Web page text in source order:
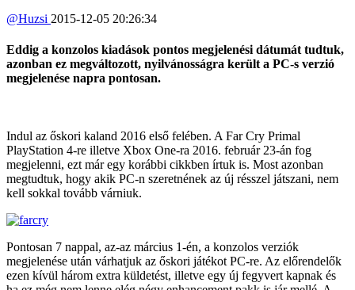
@Huzsi 2015-12-05 20:26:34
Eddig a konzolos kiadások pontos megjelenési dátumát tudtuk,
azonban ez megváltozott, nyilvánosságra került a PC-s verzió
megjelenése napra pontosan.
Indul az őskori kaland 2016 első felében. A Far Cry Primal
PlayStation 4-re illetve Xbox One-ra 2016. február 23-án fog
megjelenni, ezt már egy korábbi cikkben írtuk is. Most azonban
megtudtuk, hogy akik PC-n szeretnének az új résszel játszani, nem
kell sokkal tovább várniuk.
Pontosan 7 nappal, az-az március 1-én, a konzolos verziók
megjelenése után várhatjuk az őskori játékot PC-re. Az előrendelők
ezen kívül három extra küldetést, illetve egy új fegyvert kapnak és